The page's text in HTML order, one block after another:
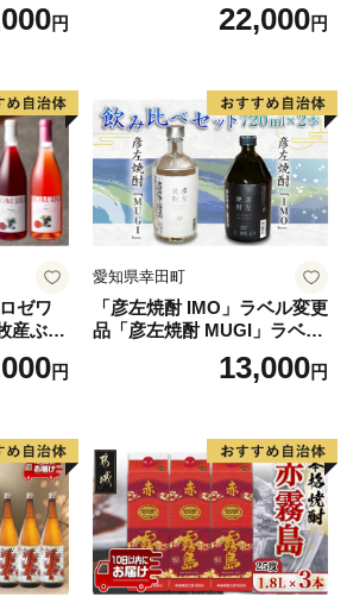
円 22,000円
ゼワ
産ぶど
円
愛知県幸田町
「彦左焼酎 IMO」ラベル変更
品「彦左焼酎 MUGI」ラベル
変更品 飲み比べ セット 合計
2本 720ml×各1本 25度 焼酎
13,000円